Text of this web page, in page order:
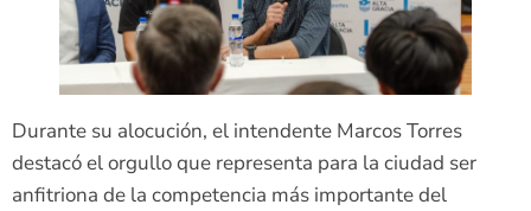
Durante su alocución, el intendente Marcos Torres
destacó el orgullo que representa para la ciudad ser
anfitriona de la competencia más importante del